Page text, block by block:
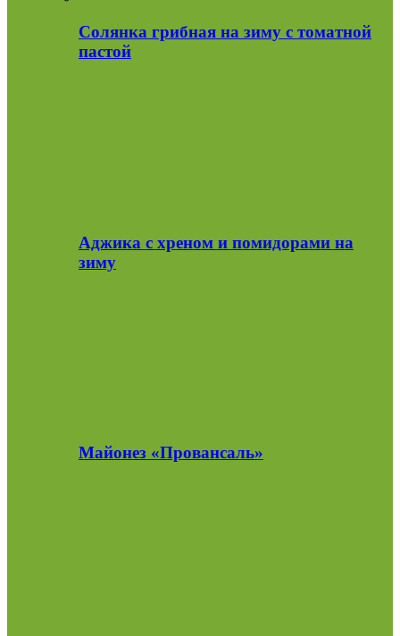
Солянка грибная на зиму с томатной
пастой
Аджика с хреном и помидорами на
зиму
Майонез «Провансаль»